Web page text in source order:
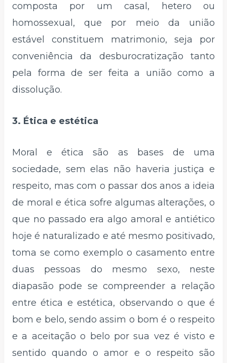
composta por um casal, hetero ou
homossexual, que por meio da união
estável constituem matrimonio, seja por
conveniência da desburocratização tanto
pela forma de ser feita a união como a
dissolução.
3. Ética e estética
Moral e ética são as bases de uma
sociedade, sem elas não haveria justiça e
respeito, mas com o passar dos anos a ideia
de moral e ética sofre algumas alterações, o
que no passado era algo amoral e antiético
hoje é naturalizado e até mesmo positivado,
toma se como exemplo o casamento entre
duas pessoas do mesmo sexo, neste
diapasão pode se compreender a relação
entre ética e estética, observando o que é
bom e belo, sendo assim o bom é o respeito
e a aceitação o belo por sua vez é visto e
sentido quando o amor e o respeito são